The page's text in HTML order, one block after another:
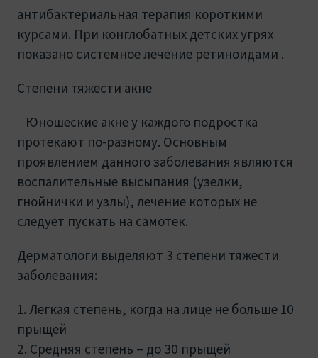
антибактериальная терапия короткими
курсами. При конглобатных детских угрях
показано системное лечение ретиноидами .
Степени тяжести акне
Юношеские акне у каждого подростка
протекают по-разному. Основным
проявлением данного заболевания являются
воспалительные высыпания (узелки,
гнойнички и узлы), лечение которых не
следует пускать на самотек.
Дерматологи выделяют 3 степени тяжести
заболевания:
Легкая степень, когда на лице не больше 10
прыщей
Средняя степень – до 30 прыщей